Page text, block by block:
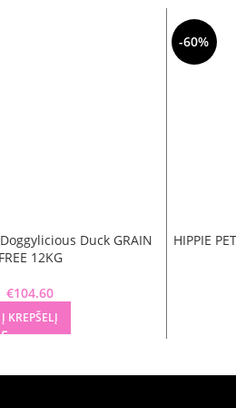
Duck GRAIN
FREE 12KG
€104.60
Į KREPŠELĮ
-60%
HIPPIE